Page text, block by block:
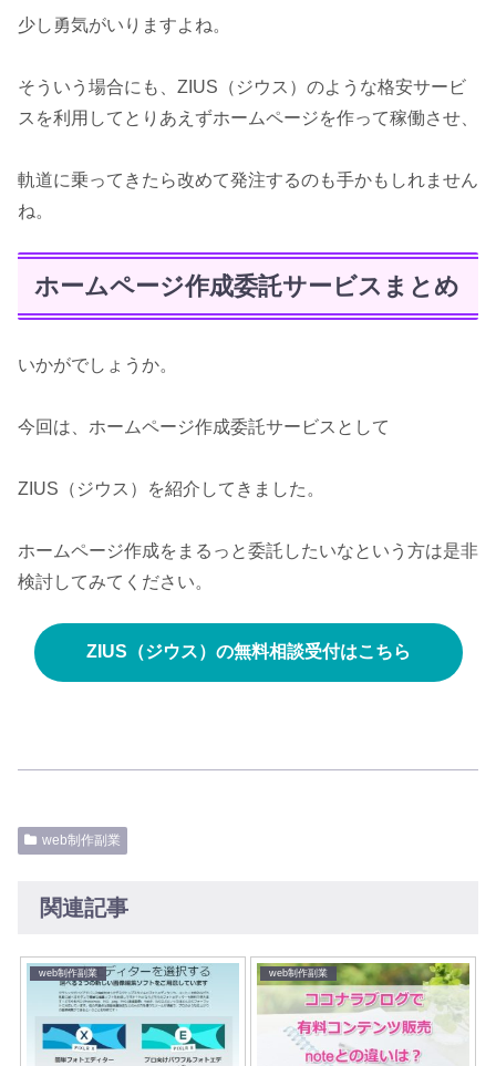
少し勇気がいりますよね。
そういう場合にも、ZIUS（ジウス）のような格安サービ
スを利用してとりあえずホームページを作って稼働させ、
軌道に乗ってきたら改めて発注するのも手かもしれません
ね。
ホームページ作成委託サービスまとめ
いかがでしょうか。
今回は、ホームページ作成委託サービスとして
ZIUS（ジウス）を紹介してきました。
ホームページ作成をまるっと委託したいなという方は是非
検討してみてください。
ZIUS（ジウス）の無料相談受付はこちら
web制作副業
関連記事
web制作副業 web制作副業